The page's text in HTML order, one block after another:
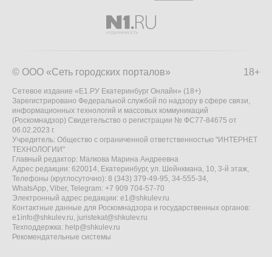
18+
© ООО «Сеть городских порталов»
Сетевое издание «Е1.РУ Екатеринбург Онлайн» (18+)
Зарегистрировано Федеральной службой по надзору в сфере связи,
информационных технологий и массовых коммуникаций
(Роскомнадзор) Свидетельство о регистрации № ФС77-84675 от
06.02.2023 г.
Учредитель: Общество с ограниченной ответственностью "ИНТЕРНЕТ
ТЕХНОЛОГИИ"
Главный редактор: Малкова Марина Андреевна
Адрес редакции: 620014, Екатеринбург, ул. Шейнкмана, 10, 3-й этаж,
Телефоны (круглосуточно): 8 (343) 379-49-95, 34-555-34,
WhatsApp, Viber, Telegram: +7 909 704-57-70
Электронный адрес редакции: e1@shkulev.ru
Контактные данные для Роскомнадзора и государственных органов:
e1info@shkulev.ru, juristekat@shkulev.ru
Техподдержка: help@shkulev.ru
Рекомендательные системы